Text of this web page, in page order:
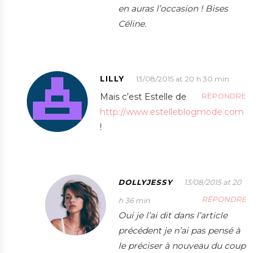
en auras l’occasion ! Bises
Céline.
LILLY
13/08/2015 at 20 h 30 min
RÉPONDRE
Mais c’est Estelle de
http://www.estelleblogmode.com
!
DOLLYJESSY
13/08/2015 at 20
h 36 min
RÉPONDRE
Oui je l’ai dit dans l’article
précédent je n’ai pas pensé à
le préciser à nouveau du coup